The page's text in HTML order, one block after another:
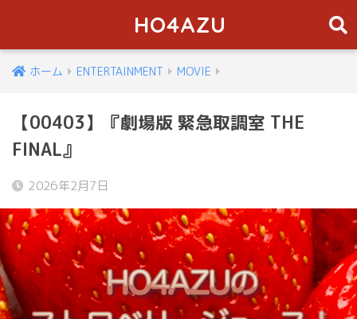
HO4AZU
ホーム ENTERTAINMENT MOVIE
【00403】『劇場版 緊急取調室 THE
FINAL』
2026年2月7日